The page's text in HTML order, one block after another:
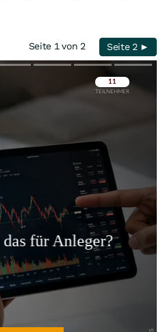
Seite 1 von 2 Seite 2 ►
Überspringen